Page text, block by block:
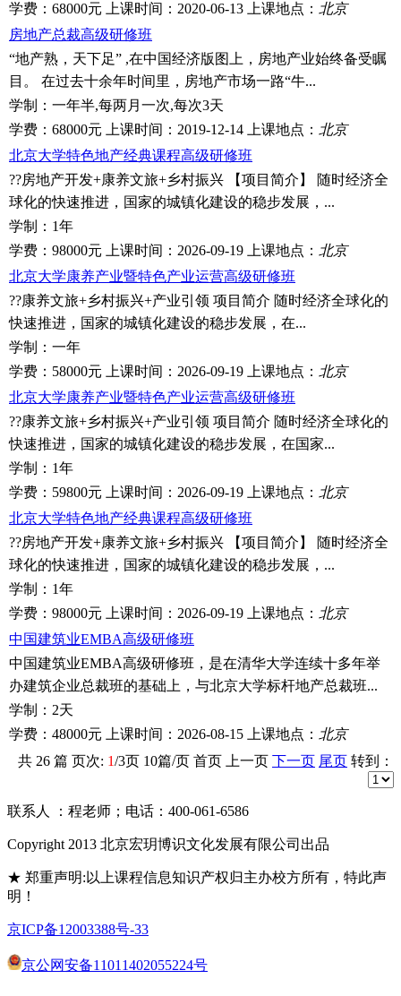
学费： 68000元 上课时间： 2020-06-13 上课地点： 北京
房地产总裁高级研修班
“地产熟，天下足” ,在中国经济版图上，房地产业始终备受瞩
目。 在过去十余年时间里，房地产市场一路“牛...
学制： 一年半,每两月一次,每次3天
学费： 68000元 上课时间： 2019-12-14 上课地点： 北京
北京大学特色地产经典课程高级研修班
??房地产开发+康养文旅+乡村振兴 【项目简介】 随时经济全
球化的快速推进，国家的城镇化建设的稳步发展，...
学制： 1年
学费： 98000元 上课时间： 2026-09-19 上课地点： 北京
北京大学康养产业暨特色产业运营高级研修班
??康养文旅+乡村振兴+产业引领 项目简介 随时经济全球化的
快速推进，国家的城镇化建设的稳步发展，在...
学制： 一年
学费： 58000元 上课时间： 2026-09-19 上课地点： 北京
北京大学康养产业暨特色产业运营高级研修班
??康养文旅+乡村振兴+产业引领 项目简介 随时经济全球化的
快速推进，国家的城镇化建设的稳步发展，在国家...
学制： 1年
学费： 59800元 上课时间： 2026-09-19 上课地点： 北京
北京大学特色地产经典课程高级研修班
??房地产开发+康养文旅+乡村振兴 【项目简介】 随时经济全
球化的快速推进，国家的城镇化建设的稳步发展，...
学制： 1年
学费： 98000元 上课时间： 2026-09-19 上课地点： 北京
中国建筑业EMBA高级研修班
中国建筑业EMBA高级研修班，是在清华大学连续十多年举
办建筑企业总裁班的基础上，与北京大学标杆地产总裁班...
学制： 2天
学费： 48000元 上课时间： 2026-08-15 上课地点： 北京
共 26 篇 页次: 1/3页 10篇/页 首页 上一页 下一页 尾页 转到：
联系人 ：程老师；电话：400-061-6586
Copyright 2013 北京宏玥博识文化发展有限公司出品
★ 郑重声明:以上课程信息知识产权归主办校方所有，特此声
明！
京ICP备12003388号-33
京公网安备11011402055224号